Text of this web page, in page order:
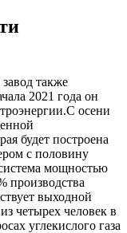
также
2021 года он
осени
будет построена
с половину
мощностью
производства
выходной
четырех человек в
углекислого газа